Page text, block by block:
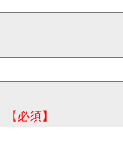
【必須】